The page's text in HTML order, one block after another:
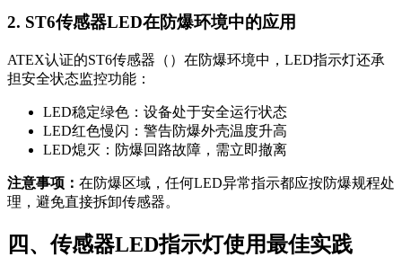
2. ST6传感器LED在防爆环境中的应用
ATEX认证的ST6传感器（）在防爆环境中，LED指示灯还承
担安全状态监控功能：
LED稳定绿色：设备处于安全运行状态
LED红色慢闪：警告防爆外壳温度升高
LED熄灭：防爆回路故障，需立即撤离
注意事项： 在防爆区域，任何LED异常指示都应按防爆规程处
理，避免直接拆卸传感器。
四、传感器LED指示灯使用最佳实践